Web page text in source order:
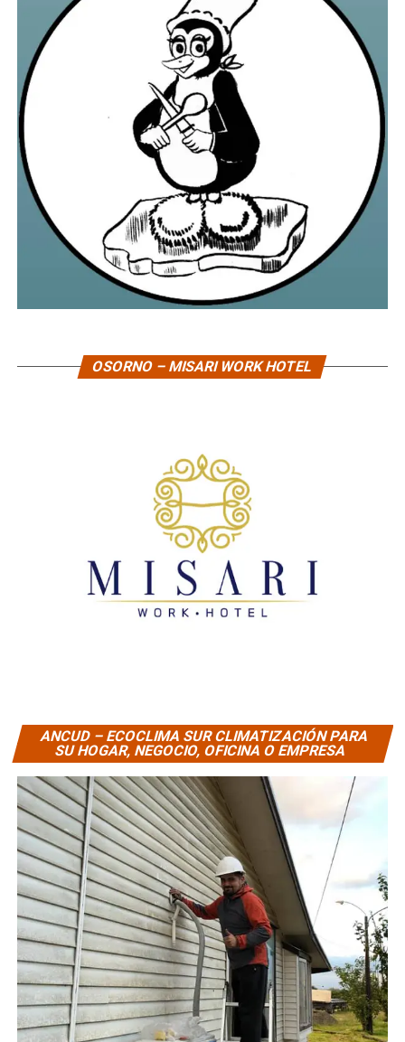
OSORNO – MISARI WORK HOTEL
ANCUD – ECOCLIMA SUR CLIMATIZACIÓN PARA
SU HOGAR, NEGOCIO, OFICINA O EMPRESA